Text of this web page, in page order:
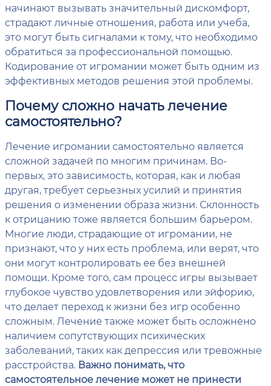
начинают вызывать значительный дискомфорт,
страдают личные отношения, работа или учеба,
это могут быть сигналами к тому, что необходимо
обратиться за профессиональной помощью.
Кодирование от игромании может быть одним из
эффективных методов решения этой проблемы.
Почему сложно начать лечение
самостоятельно?
Лечение игромании самостоятельно является
сложной задачей по многим причинам. Во-
первых, это зависимость, которая, как и любая
другая, требует серьезных усилий и принятия
решения о изменении образа жизни. Склонность
к отрицанию тоже является большим барьером.
Многие люди, страдающие от игромании, не
признают, что у них есть проблема, или верят, что
они могут контролировать ее без внешней
помощи. Кроме того, сам процесс игры вызывает
глубокое чувство удовлетворения или эйфорию,
что делает переход к жизни без игр особенно
сложным. Лечение также может быть осложнено
наличием сопутствующих психических
заболеваний, таких как депрессия или тревожные
расстройства. Важно понимать, что
самостоятельное лечение может не принести